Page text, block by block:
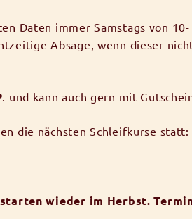
Daten immer Samstags von
Absage, wenn dieser
. und kann auch gern mit
die nächsten Schleifkurse statt:
wieder im Herbst.